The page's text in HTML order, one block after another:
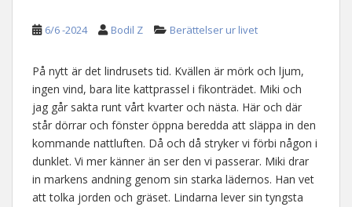
6/6 -2024 Bodil Z Berättelser ur livet
På nytt är det lindrusets tid. Kvällen är mörk och ljum,
ingen vind, bara lite kattprassel i fikonträdet. Miki och
jag går sakta runt vårt kvarter och nästa. Här och där
står dörrar och fönster öppna beredda att släppa in den
kommande nattluften. Då och då stryker vi förbi någon i
dunklet. Vi mer känner än ser den vi passerar. Miki drar
in markens andning genom sin starka lädernos. Han vet
att tolka jorden och gräset. Lindarna lever sin tyngsta